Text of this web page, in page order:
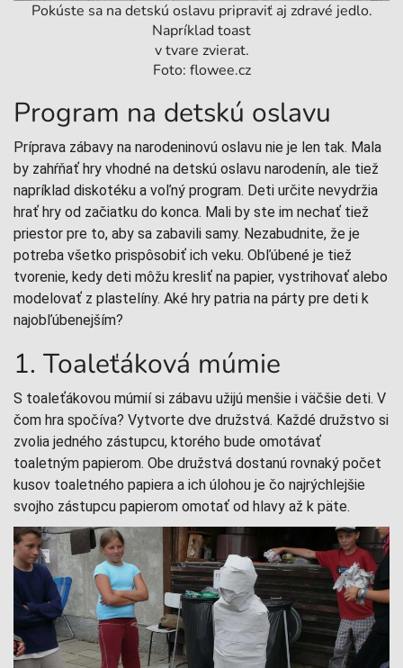
Pokúste sa na detskú oslavu pripraviť aj zdravé jedlo.
Napríklad toast
v tvare zvierat.
Foto: flowee.cz
Program na detskú oslavu
Príprava zábavy na narodeninovú oslavu nie je len tak. Mala
by zahŕňať hry vhodné na detskú oslavu narodenín, ale tiež
napríklad diskotéku a voľný program. Deti určite nevydržia
hrať hry od začiatku do konca. Mali by ste im nechať tiež
priestor pre to, aby sa zabavili samy. Nezabudnite, že je
potreba všetko prispôsobiť ich veku. Obľúbené je tiež
tvorenie, kedy deti môžu kresliť na papier, vystrihovať alebo
modelovať z plastelíny. Aké hry patria na párty pre deti k
najobľúbenejším?
1. Toaleťáková múmie
S toaleťákovou múmií si zábavu užijú menšie i väčšie deti. V
čom hra spočíva? Vytvorte dve družstvá. Každé družstvo si
zvolia jedného zástupcu, ktorého bude omotávať
toaletným papierom. Obe družstvá dostanú rovnaký počet
kusov toaletného papiera a ich úlohou je čo najrýchlejšie
svojho zástupcu papierom omotať od hlavy až k päte.